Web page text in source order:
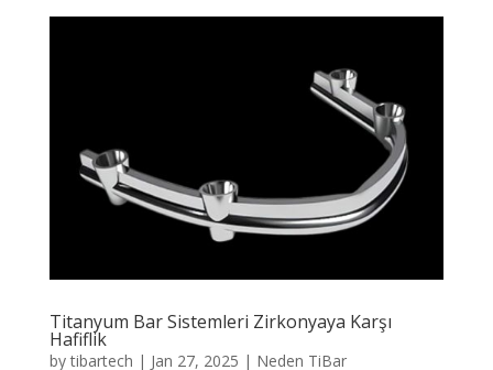
Titanyum Bar Sistemleri Zirkonyaya Karşı
Hafiflik
bytibartech | Jan 27, 2025 | Neden TiBar